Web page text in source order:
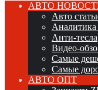
АВТО
Авто
Аналитика
Анти-тесла
Видео-
Самые
Самые
АВТО ОПТ